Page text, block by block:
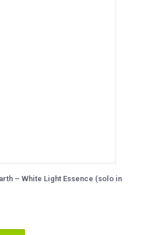
– White Light Essence (solo in